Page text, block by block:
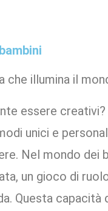
che illumina il
essere
unici e
Nel mondo dei
un gioco di
Questa capacità